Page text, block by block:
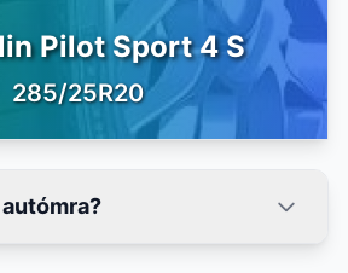
Pilot Sport 4 S
285/25R20